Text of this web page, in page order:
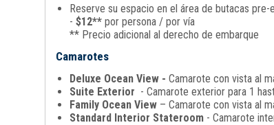
Reserve su espacio en el área de butacas
- $12**por persona / por vía
** Precio adicional al derecho de embarque
Camarotes
Deluxe Ocean View - Camarote con vista al
Suite Exterior - Camarote exterior para 1
Family Ocean View– Camarote con vista al
Standard Interior Stateroom- Camarote